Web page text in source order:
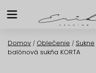
na
Domov / Oblečenie / Sukne
balónová sukňa KORTA